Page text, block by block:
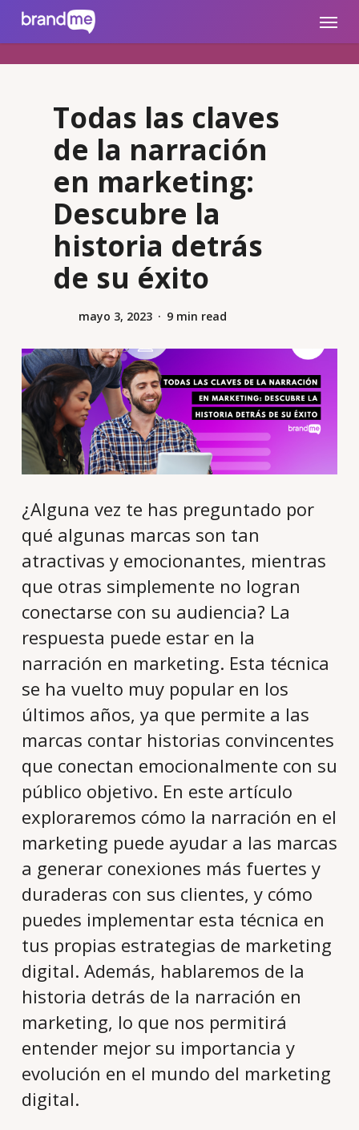
brandme.la Menu
Todas las claves
de la narración
en marketing:
Descubre la
historia detrás
de su éxito
mayo 3, 2023 9 min read
¿Alguna vez te has preguntado por
qué algunas marcas son tan
atractivas y emocionantes, mientras
que otras simplemente no logran
conectarse con su audiencia? La
respuesta puede estar en la
narración en marketing. Esta técnica
se ha vuelto muy popular en los
últimos años, ya que permite a las
marcas contar historias convincentes
que conectan emocionalmente con su
público objetivo. En este artículo
exploraremos cómo la narración en el
marketing puede ayudar a las marcas
a generar conexiones más fuertes y
duraderas con sus clientes, y cómo
puedes implementar esta técnica en
tus propias estrategias de marketing
digital. Además, hablaremos de la
historia detrás de la narración en
marketing, lo que nos permitirá
entender mejor su importancia y
evolución en el mundo del marketing
digital.